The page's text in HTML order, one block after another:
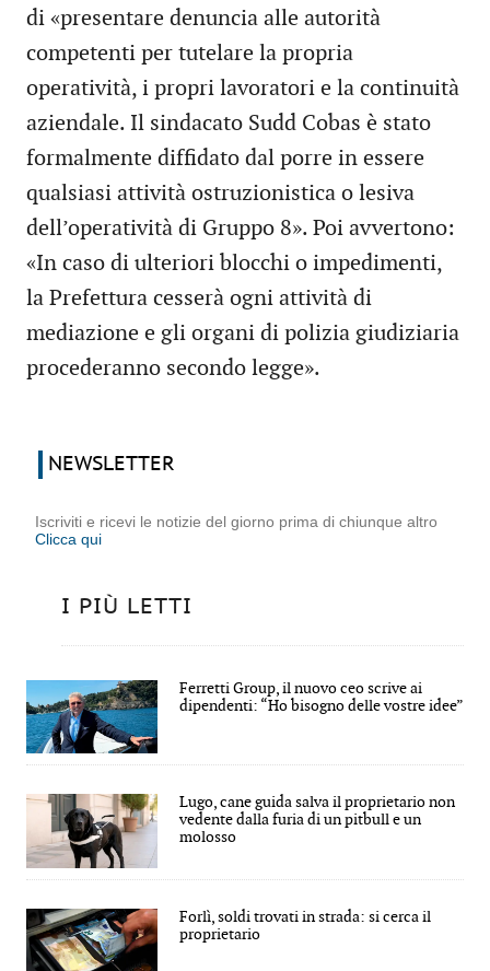
di «presentare denuncia alle autorità
competenti per tutelare la propria
operatività, i propri lavoratori e la continuità
aziendale. Il sindacato Sudd Cobas è stato
formalmente diffidato dal porre in essere
qualsiasi attività ostruzionistica o lesiva
dell’operatività di Gruppo 8». Poi avvertono:
«In caso di ulteriori blocchi o impedimenti,
la Prefettura cesserà ogni attività di
mediazione e gli organi di polizia giudiziaria
procederanno secondo legge».
NEWSLETTER
Iscriviti e ricevi le notizie del giorno prima di chiunque altro
Clicca qui
I PIÙ LETTI
Ferretti Group, il nuovo ceo scrive ai
dipendenti: “Ho bisogno delle vostre idee”
Lugo, cane guida salva il proprietario non
vedente dalla furia di un pitbull e un
molosso
Forlì, soldi trovati in strada: si cerca il
proprietario